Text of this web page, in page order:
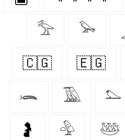
𓅡 𓅨
🇨🇬 🇪🇬
𓆨 𓅀 𓅌
🤰 𓅲 𓅸